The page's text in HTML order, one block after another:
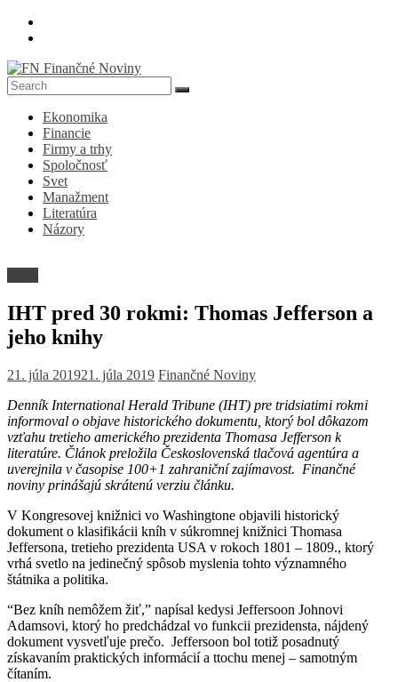
Skip
FN
Finančné
Noviny
Denník
ekonomike
spoločnosti
Ekonomika
Financie
Firmy a trhy
Spoločnosť
Svet
Manažment
Literatúra
Názory
IHT pred 30 rokmi: Thomas Jefferson a
jeho knihy
21. júla 201921. júla 2019 Finančné Noviny
Denník International Herald Tribune (IHT) pre tridsiatimi rokmi
informoval o objave historického dokumentu, ktorý bol dôkazom
vzťahu tretieho amerického prezidenta Thomasa Jefferson k
literatúre. Článok preložila Československá tlačová agentúra a
uverejnila v časopise 100+1 zahraniční zajímavost. Finančné
noviny prinášajú skrátenú verziu článku.
V Kongresovej knižnici vo Washingtone objavili historický
dokument o klasifikácii kníh v súkromnej knižnici Thomasa
Jeffersona, tretieho prezidenta USA v rokoch 1801 – 1809., ktorý
vrhá svetlo na jedinečný spôsob myslenia tohto významného
štátnika a politika.
“Bez kníh nemôžem žiť,” napísal kedysi Jeffersoon Johnovi
Adamsovi, ktorý ho predchádzal vo funkcii prezidensta, nájdený
dokument vysvetľuje prečo. Jeffersoon bol totiž posadnutý
získavaním praktických informácií a ttochu menej – samotným
čítaním.